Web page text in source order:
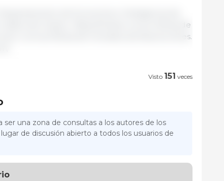
de Economía e Inteligencia de
de Granar. https://Granar.com.ar Bolsa de
Bolsa de Cereales de Buenos Aires.
Visto 151 veces
ser una zona de consultas a los autores de los
de discusión abierto a todos los usuarios de